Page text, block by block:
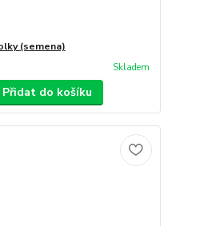
(semena)
Skladem
Přidat do košíku